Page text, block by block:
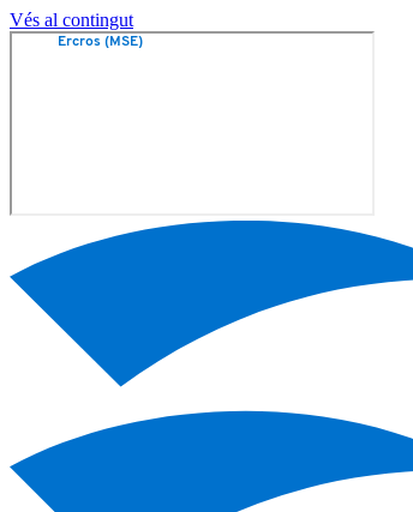
Vés al contingut